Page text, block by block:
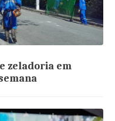
zeladoria em